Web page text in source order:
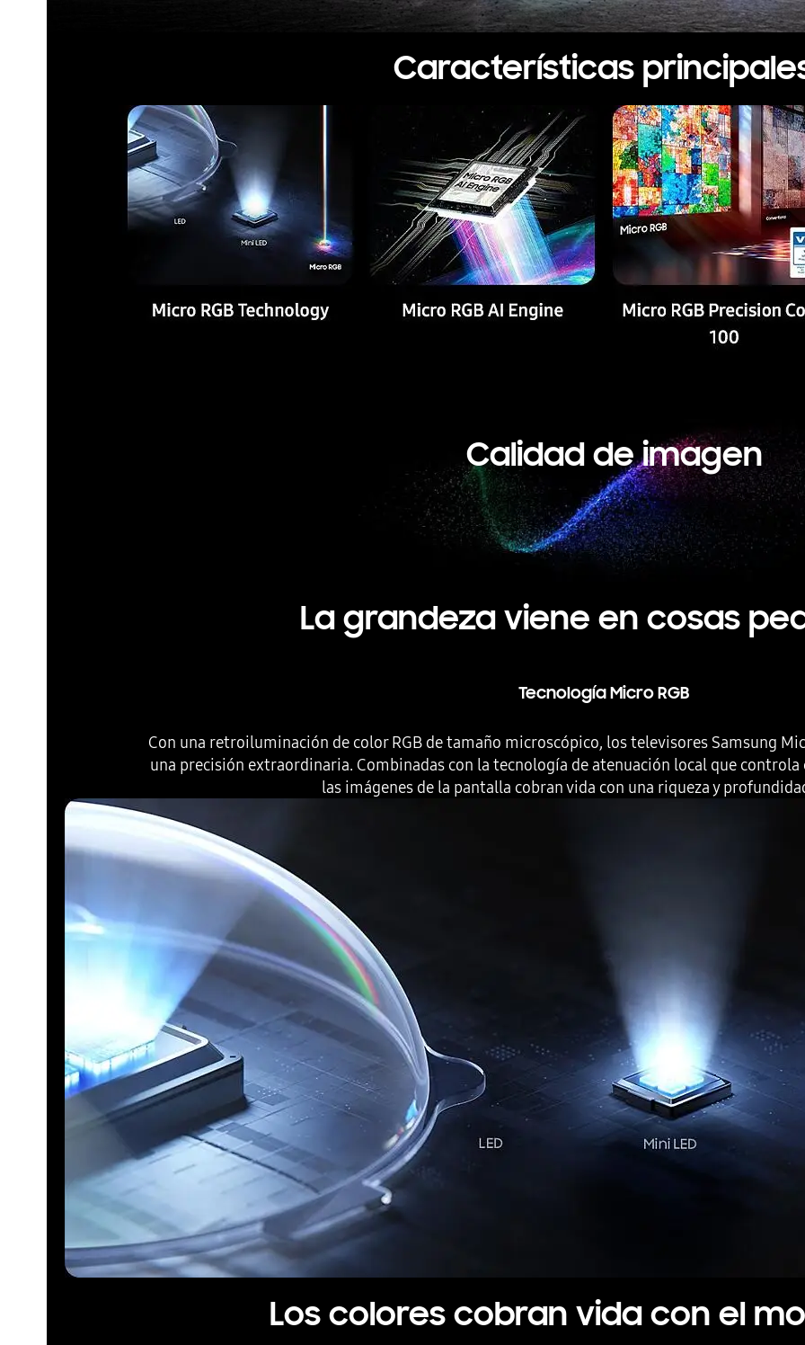
Características
Calidad de imagen
La grandeza viene en cosas
Tecnología Micro RGB
Con una retroiluminación de color RGB de tamaño microscópico, los televisores Samsung
una precisión extraordinaria. Combinadas con la tecnología de atenuación local que
las imágenes de la pantalla cobran vida con una riqueza y
Los colores cobran vida con el